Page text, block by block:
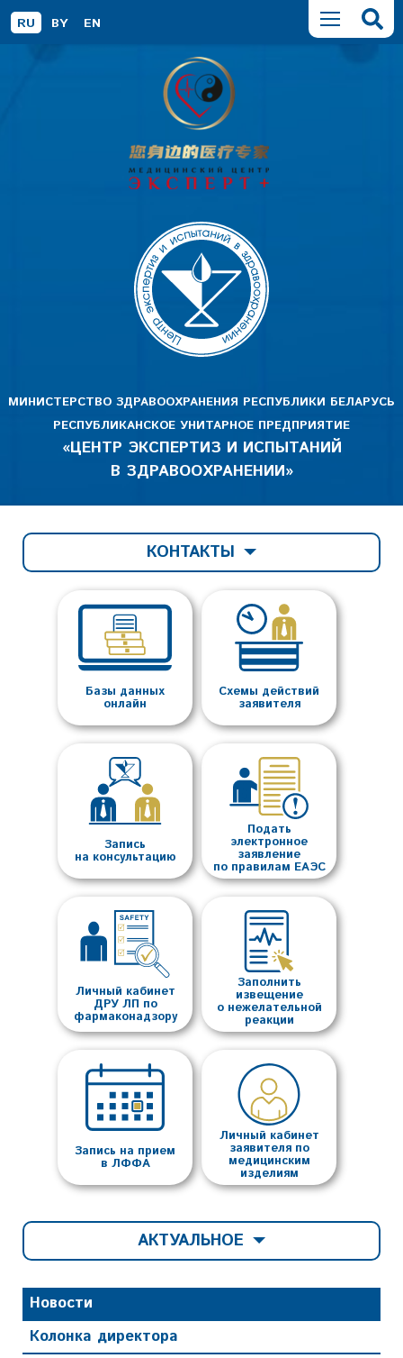
RU BY EN
МИНИСТЕРСТВО ЗДРАВООХРАНЕНИЯ РЕСПУБЛИКИ БЕЛАРУСЬ
РЕСПУБЛИКАНСКОЕ УНИТАРНОЕ ПРЕДПРИЯТИЕ
«ЦЕНТР ЭКСПЕРТИЗ И ИСПЫТАНИЙ
В ЗДРАВООХРАНЕНИИ»
КОНТАКТЫ
Базы данных
онлайн
Схемы действий
заявителя
Запись
на консультацию
Подать
электронное
заявление
по правилам ЕАЭС
Личный кабинет
ДРУ ЛП по
фармаконадзору
Заполнить
извещение
о нежелательной
реакции
Запись на прием
в ЛФФА
Личный кабинет
заявителя по
медицинским
изделиям
Новости
Колонка директора
АКТУАЛЬНОЕ